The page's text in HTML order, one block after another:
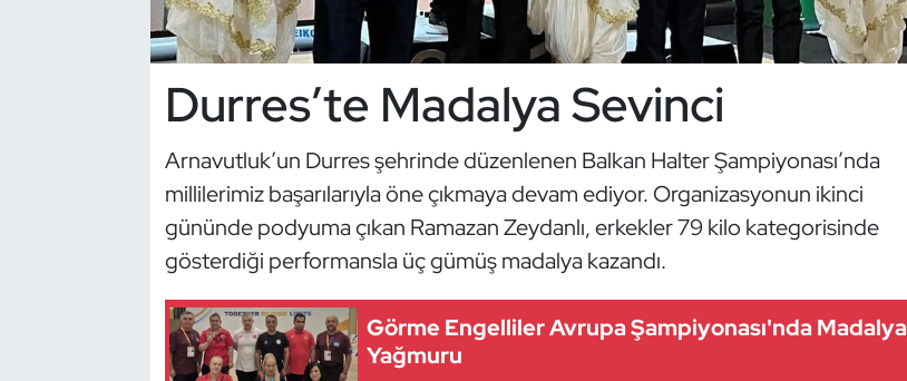
Durres’te Madalya Sevinci
Arnavutluk’un Durres şehrinde düzenlenen Balkan Halter Şampiyonası’nda
millilerimiz başarılarıyla öne çıkmaya devam ediyor. Organizasyonun ikinci
gününde podyuma çıkan Ramazan Zeydanlı, erkekler 79 kilo kategorisinde
gösterdiği performansla üç gümüş madalya kazandı.
Görme Engelliler Avrupa Şampiyonası'nda Madalya
Yağmuru
Dövüş Sanatı